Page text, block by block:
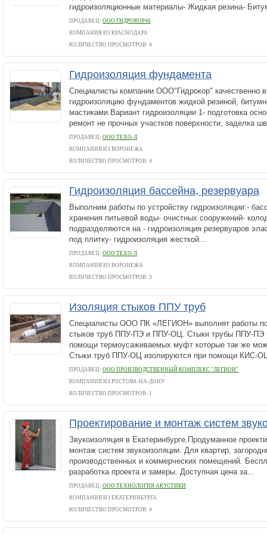
гидроизоляционные материалы- Жидкая резина-
ПРОДАВЕЦ: ООО ГИДРОКОР46
КОМПАНИЯ ИЗ КРАСНОДАРА
КОЛИЧЕСТВО ПРОСМОТРОВ: 4
Гидроизоляция фундамента
Специалисты компании ООО"Гидрокор" качественно
гидроизоляцию фундаментов жидкой резиной,
мастиками.Вариант гидроизоляции 1- подготовка
ремонт не прочных участков поверхности, заделка
ПРОДАВЕЦ: ООО ТЕХО-Л
КОМПАНИЯ ИЗ ВОРОНЕЖА
КОЛИЧЕСТВО ПРОСМОТРОВ: 4
Гидроизоляция бассейна, резервуара
Выполним работы по устройству гидроизоляции:-
хранения питьевой воды- очистных сооружений-
подразделяются на - гидроизоляция резервуаров
под плитку- гидроизоляция жесткой...
ПРОДАВЕЦ: ООО ТЕХО-Л
КОМПАНИЯ ИЗ ВОРОНЕЖА
КОЛИЧЕСТВО ПРОСМОТРОВ: 3
Изоляция стыков ППУ труб
Специалисты ООО ПК «ЛЕГИОН» выполнят работы
стыков труб ППУ-ПЭ и ППУ-ОЦ. Стыки трубы ППУ-ПЭ
помощи термоусаживаемых муфт которые так же
Стыки труб ППУ-ОЦ изолируются при помощи КИС-
ПРОДАВЕЦ: ООО ПРОИЗВОДСТВЕННЫЙ КОМПЛЕКС "ЛЕГИОН"
КОМПАНИЯ ИЗ РОСТОВА-НА-ДОНУ
КОЛИЧЕСТВО ПРОСМОТРОВ: 1
Проектирование и монтаж систем
Звукоизоляция в Екатеринбурге.Продуманное
монтаж систем звукоизоляции. Для квартир,
производственных и коммерческих помещений.
разработка проекта и замеры. Доступная цена за...
ПРОДАВЕЦ: ООО ТЕХНОЛОГИЯ АКУСТИКИ
КОМПАНИЯ ИЗ ЕКАТЕРИНБУРГА
КОЛИЧЕСТВО ПРОСМОТРОВ: 4